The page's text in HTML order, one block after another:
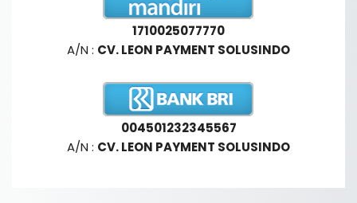
1710025077770
A/N : CV. LEON PAYMENT SOLUSINDO
004501232345567
A/N : CV. LEON PAYMENT SOLUSINDO